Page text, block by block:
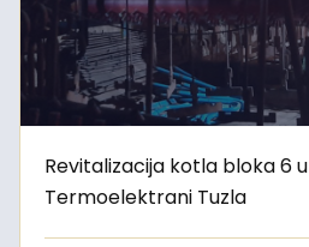
Revitalizacija kotla bloka 6 u
Termoelektrani Tuzla